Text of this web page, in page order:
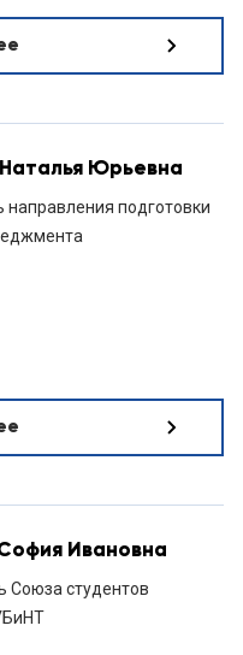
Юрьевна
направления подготовки
Ивановна
Союза студентов